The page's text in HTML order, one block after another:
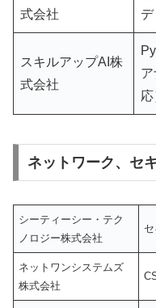
式会社
スキルアップAI株
式会社
応
ネットワーク、セ
シーティーシー・テク
ノロジー株式会社
ネットワンシステムズ
株式会社